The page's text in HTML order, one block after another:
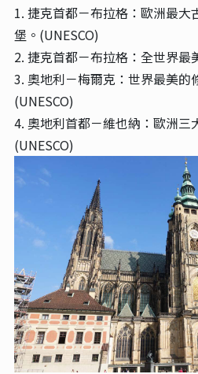
1. 捷克首都－布拉格：歐洲最大
堡。(UNESCO)
2. 捷克首都－布拉格：全世界最
3. 奧地利－梅爾克：世界最美的
(UNESCO)
4. 奧地利首都－維也納：歐洲三
(UNESCO)